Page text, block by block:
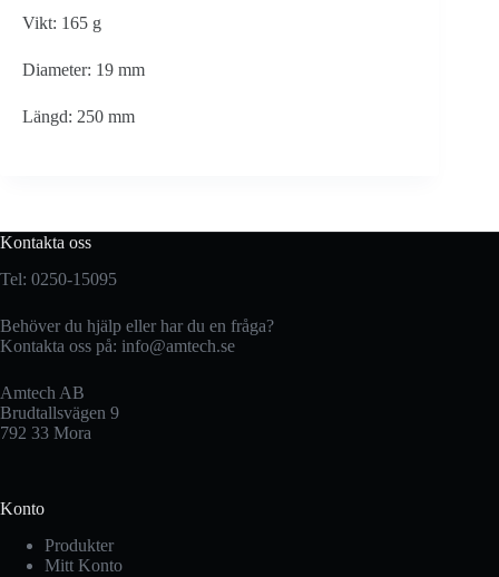
Vikt: 165 g
Diameter: 19 mm
Längd: 250 mm
Kontakta oss
Tel: 0250-15095
Behöver du hjälp eller har du en fråga?
Kontakta oss på: info@amtech.se
Amtech AB
Brudtallsvägen 9
792 33 Mora
Konto
Produkter
Mitt Konto